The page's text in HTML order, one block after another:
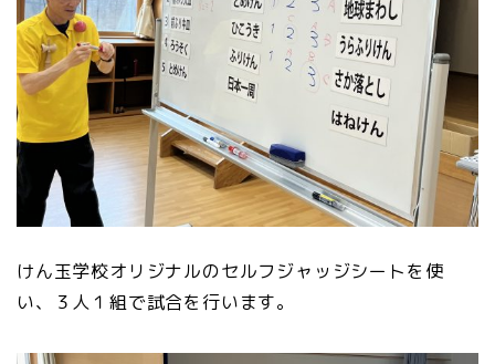
けん玉学校オリジナルのセルフジャッジシートを使
い、３人１組で試合を行います。